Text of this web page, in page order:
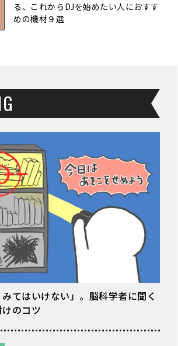
る、これからDJを始めたい人におすす
めの機材９選
みてはいけない」。脳科学者に聞く
のコツ